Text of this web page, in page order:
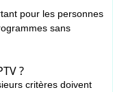
pour les personnes
sans
?
critères doivent